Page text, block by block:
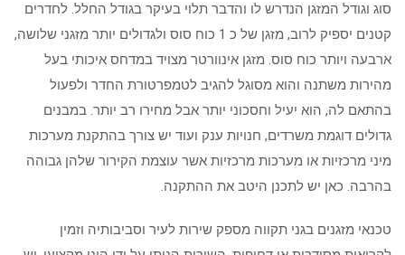
סוג וגודל המזגן הנדרש לו והדבר תלוי בעיקר בגודל החלל. לחדרים
קטנים יספיק לרוב, מזגן של כ 1 כוח סוס ולגדולים יותר מזגני שלושה,
ארבעה ויותר כוח סוס. מזגן אינוורטר מצויד במדחס איכותי בעל
מהירות משתנה והוא מסוגל להגיב לטמפרטורת החדר ולפעול
בהתאם לה, הוא יעיל וחסכוני יותר אבל מחירו רב יותר. במבנים
גדולים דוגמת משרדים, חנויות ענק ועוד יש צורך בהתקנת מערכות
מיני מרכזיות או מערכות מרכזיות אשר עוצמת הקירור שלהן גבוהה
בהרבה. כאן יש לתכנן היטב את ההתקנה.
טכנאי מזגנים בגני תקווה מספק שירות לעיר וסביבותיה וזמין